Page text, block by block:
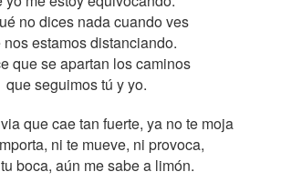
no dices nada cuando ves
nos estamos distanciando.
que se apartan los caminos
que seguimos tú y yo.
que cae tan fuerte, ya no te moja
ni te mueve, ni provoca,
boca, aún me sabe a limón.